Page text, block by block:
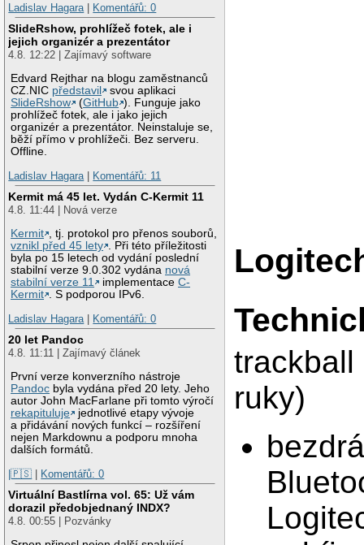
Ladislav Hagara | Komentářů: 0
SlideRshow, prohlížeč fotek, ale i
jejich organizér a prezentátor
4.8. 12:22 | Zajímavý software
Edvard Rejthar na blogu zaměstnanců
CZ.NIC představil
svou aplikaci
SlideRshow
(GitHub ). Funguje jako
prohlížeč fotek, ale i jako jejich
organizér a prezentátor. Neinstaluje se,
běží přímo v prohlížeči. Bez serveru.
Offline.
Ladislav Hagara | Komentářů: 11
Kermit má 45 let. Vydán C-Kermit 11
4.8. 11:44 | Nová verze
Kermit , tj. protokol pro přenos souborů,
vznikl před 45 lety . Při této příležitosti
byla po 15 letech od vydání poslední
stabilní verze 9.0.302 vydána nová
stabilní verze 11
implementaceC-
Kermit . S podporou IPv6.
Ladislav Hagara | Komentářů: 0
20 let Pandoc
4.8. 11:11 | Zajímavý článek
První verze konverzního nástroje
Pandoc byla vydána před 20 lety. Jeho
autor John MacFarlane při tomto výročí
rekapituluje
jednotlivé etapy vývoje
a přidávání nových funkcí – rozšíření
nejen Markdownu a podporu mnoha
dalších formátů.
|🇵🇸 | Komentářů: 0
Virtuální Bastlírna vol. 65: Už vám
dorazil předobjednaný INDX?
4.8. 00:55 | Pozvánky
trackball
ruky)